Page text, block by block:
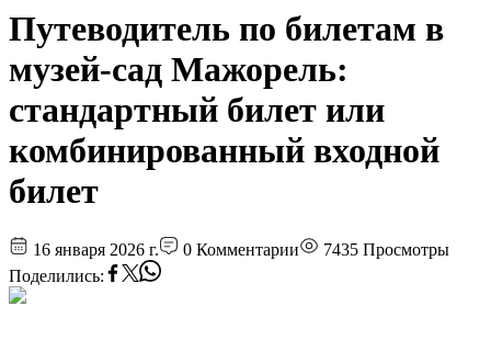
Путеводитель по билетам в
музей-сад Мажорель:
стандартный билет или
комбинированный входной
билет
16 января 2026 г. 0 Комментарии 7435 Просмотры
Поделились: